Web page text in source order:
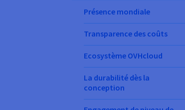
Présence mondiale
Transparence des coûts
Ecosystème OVHcloud
La durabilité dès la
conception